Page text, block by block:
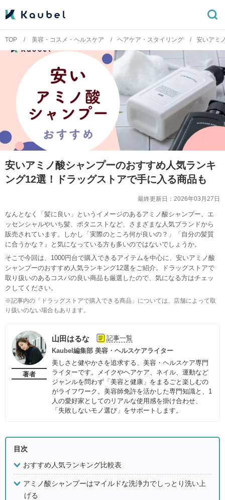
TOP 美容・コスメ・ヘルスケア ヘアケア・スタイリング 安いアミ
安いアミノ酸シャンプーのおすすめ人気ランキ
ング12選！ドラッグストアで手に入る商品も
最終更新日： 2026年03月27日
なんとなく「髪に良い」というイメージのあるアミノ酸シャンプー。エ
ッセンシャルやいち髪、ボタニストなど、さまざまな人気ブランドから
販売されています。しかし「実際のところ何が良いの？」「自分の髪質
に合うかな？』と気になっている方も多いのではないでしょうか。
そこで今回は、1000円台で購入できるアイテムを中心に、安いアミノ酸
シャンプーのおすすめ人気ランキング12選をご紹介。ドラッグストアで
取り扱いのあるコスパの良い商品も厳選したので、気になる方はチェッ
クしてください。
※記事内の「ドラッグストアで購入できる商品」については、店舗によって取
り扱いのない場合もあります。
著者
山田はるな
記事一覧
Kaubel編集部 美容・ヘルスケアライター
美しさと健やかさを追求する、美容・ヘルスケア専門
ライターです。メイクやヘアケア、ネイル、運動など
ジャンルを問わず「美容と健康」をまるごと楽しむの
がライフワーク。美容師免許を活かした専門知識と、1
人の愛好家としてのリアルな使用感を掛け合わせ、
「失敗しないモノ選び」をサポートします。
目次
おすすめ人気ランキング比較表
アミノ酸シャンプーはマイルドな洗浄力でしっとり洗い上
げる